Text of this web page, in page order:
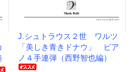
J.シュトラウス２世 ワルツ
「美しき青きドナウ」 ピア
ノ４手連弾（西野智也編）